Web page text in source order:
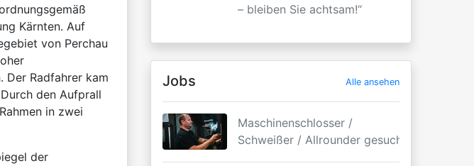
Kärnten. Auf
von Perchau
Der Radfahrer kam
den Aufprall
in zwei
der
– bleiben Sie achtsam!“
Jobs Alle ansehen
Maschinenschlosser /
Schweißer / Allrounder gesucht